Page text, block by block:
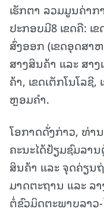
ເຮັກຕາ ລວມມູນຄ່າກ
ປະກອບມີ8 ເຂດຄື: ເ
ສົ່ງອອກ (ເຂດອຸດສາ
ສາງສິນຄ້າ ແລະ ສາ
ຄ້າ, ເຂດເຕັກໂນໂລຊີ,
ຫຼອມຄໍາ.
ໂອກາດດັ່ງກ່າວ, ທ່
ຄະນະໄດ້ຢ້ຽມຊົມລາ
ສິນຄ້າ ແລະ ຈຸດຄ່ຽນ
ມາດຕະຖານ ແລະ ລ
ຕໍ່ຂົວມິດຕະພາບລາ